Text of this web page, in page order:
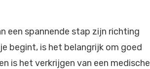
een spannende stap zijn richting
begint, is het belangrijk om goed
is het verkrijgen van een medische